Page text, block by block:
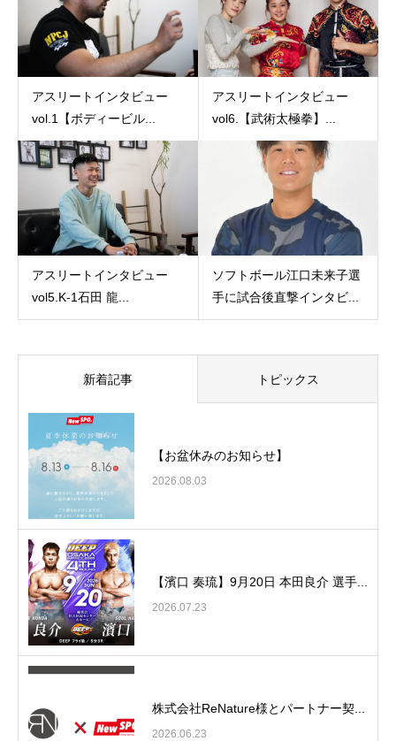
アスリートインタビュー
vol.1【ボディービル...
アスリートインタビュー
vol6.【武術太極拳】...
アスリートインタビュー
vol5.K-1石田 龍...
ソフトボール江口未来子選
手に試合後直撃インタビ...
新着記事 トピックス
【お盆休みのお知らせ】
2026.08.03
【濱口 奏琉】9月20日 本田良介 選手...
2026.07.23
株式会社ReNature様とパートナー契...
2026.06.23